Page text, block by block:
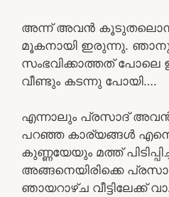
അന്ന് അവൻ
മൂകനായി ഇരുന്നു.
സംഭവിക്കാത്തത്
വീണ്ടും കടന്നു പോയി….
എന്നാലും പ്രസാദ്
പറഞ്ഞ കാര്യങ്ങൾ
കുണ്ണയേയും മത്ത്
അങ്ങനെയിരിക്കെ
ഞായറാഴ്ച വീട്ടിലേക്ക്